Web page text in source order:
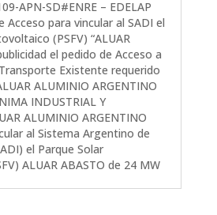
APN-SD#ENRE – EDELAP
Acceso para vincular al SADI el
(PSFV) “ALUAR
el pedido de Acceso a
Existente requerido
ALUMINIO ARGENTINO
INDUSTRIAL Y
ALUMINIO ARGENTINO
al Sistema Argentino de
el Parque Solar
ALUAR ABASTO de 24 MW